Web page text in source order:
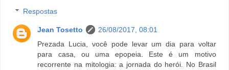
Respostas
Jean Tosetto
26/08/2017, 08:01
Prezada Lucia, você pode levar um dia para voltar
para casa, ou uma epopeia. Este é um motivo
recorrente na mitologia: a jornada do herói. No Brasil